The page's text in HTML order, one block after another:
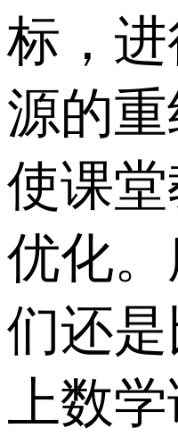
标，
源的
使课
优化
们还
上数